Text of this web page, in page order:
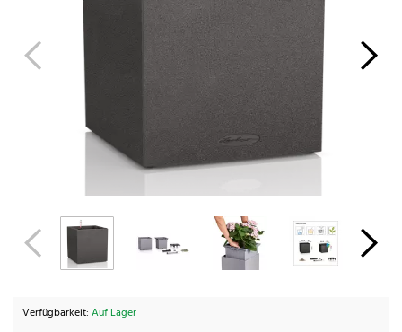
Verfügbarkeit: Auf Lager